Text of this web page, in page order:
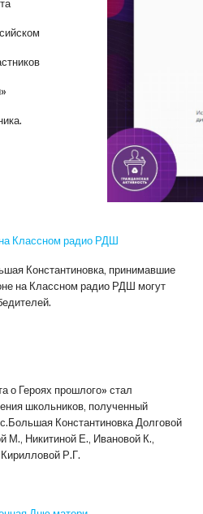
Классном радио РДШ
Константиновка, принимавшие
на Классном радио РДШ могут
о Героях прошлого» стал
школьников, полученный
Константиновка Долговой
М., Никитиной Е., Ивановой К.,
Р.Г.